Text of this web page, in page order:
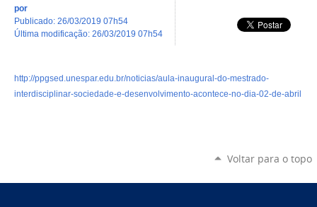
por
publicado: 26/03/2019 07h54
última modificação: 26/03/2019 07h54
http://ppgsed.unespar.edu.br/noticias/aula-inaugural-do-mestrado-
interdisciplinar-sociedade-e-desenvolvimento-acontece-no-dia-02-de-abril
Voltar para o topo